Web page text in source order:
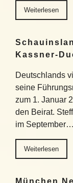
Weiterlesen
Kassner-
Deutschlands
seine
zum 1. Januar
den Beirat.
im September…
Weiterlesen
München